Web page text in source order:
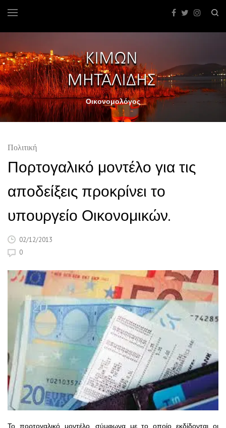
Οικονομολόγος
Πολιτική
Πορτογαλικό μοντέλο για τις
αποδείξεις προκρίνει το
υπουργείο Οικονομικών.
02/12/2013
0
Το πορτογαλικό μοντέλο, σύμφωνα με το οποίο εκδίδονται οι